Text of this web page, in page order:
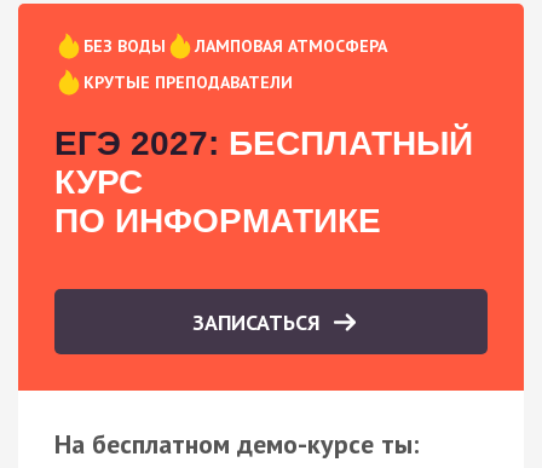
БЕЗ ВОДЫ
ЛАМПОВАЯ АТМОСФЕРА
КРУТЫЕ ПРЕПОДАВАТЕЛИ
ЕГЭ 2027: БЕСПЛАТНЫЙ
КУРС
ПО ИНФОРМАТИКЕ
ЗАПИСАТЬСЯ
На бесплатном демо-курсе ты: